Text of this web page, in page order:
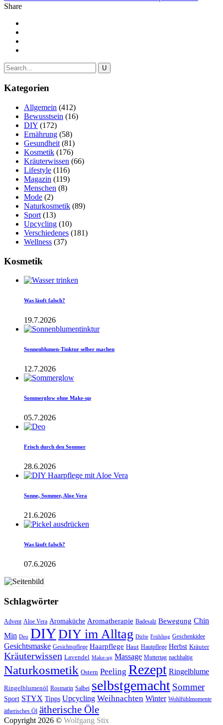
Share
Kategorien
Allgemein (412)
Bewusstsein (16)
DIY (172)
Ernährung (58)
Gesundheit (81)
Kosmetik (176)
Kräuterwissen (66)
Lifestyle (116)
Magazin (119)
Menschen (8)
Mode (2)
Naturkosmetik (89)
Sport (13)
Upcycling (10)
Verschiedenes (181)
Wellness (37)
Kosmetik
Was läuft falsch?
19.7.2026
Sonnenblumen-Tinktur selber machen
12.7.2026
Sommerglow ohne Make-up
05.7.2026
Frisch durch den Sommer
28.6.2026
Sonne, Sommer, Aloe Vera
21.6.2026
Was läuft falsch?
07.6.2026
Schlagwörter
Advent Aloe Vera Aromaküche Aromatherapie Badesalz Bewegung Chin
Min Deo DIYDIY im Alltag Düfte Frühling Geschenkidee
Gesichtsmaske Gesichtspflege Haarpflege Haut Hautpflege Herbst Kräuter
Kräuterwissen Lavendel Make-up Massage Muttertag nachhaltig
Naturkosmetik Ostern Peeling Rezept Ringelblume
Ringelblumenöl Rosmarin Salbei selbstgemacht Sommer
Sport STYX Tipps Upcycling Weihnachten Winter Wohlfühlmomente
ätherisches Öl ätherische Öle
Copyright 2026 © Wolfgang Stix